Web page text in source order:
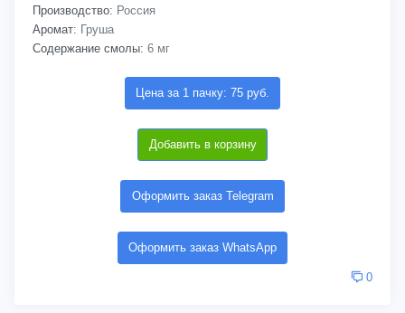
Производство: Россия
Аромат: Груша
Содержание смолы: 6 мг
Цена за 1 пачку: 75 руб.
Добавить в корзину
Оформить заказ Telegram
Оформить заказ WhatsApp
0